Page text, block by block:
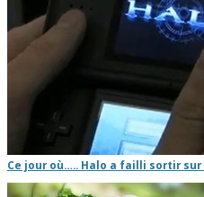
Ce jour où….. Halo a failli sortir